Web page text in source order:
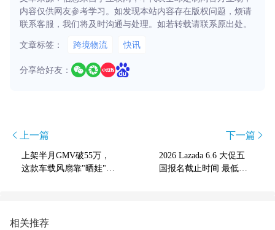
内容仅供网友参考学习。如发现本站内容存在版权问题，烦请
联系客服，我们将及时沟通与处理。如若转载请联系原出处。
文章标签： 跨境物流 快讯
分享给好友：
上一篇
上架半月GMV破55万，
这款车载风扇靠"晒娃"杀
下一篇
2026 Lazada 6.6 大促五
国报名截止时间 最低折
相关推荐